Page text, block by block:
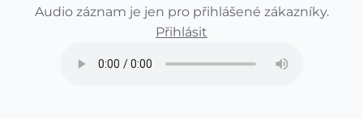
Audio záznam je jen pro přihlášené zákazníky.
Přihlásit